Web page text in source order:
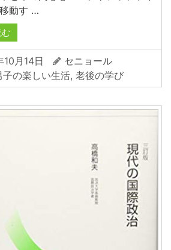
動す …
む
10月14日
セニョール
子の楽しい生活, 老後の学び